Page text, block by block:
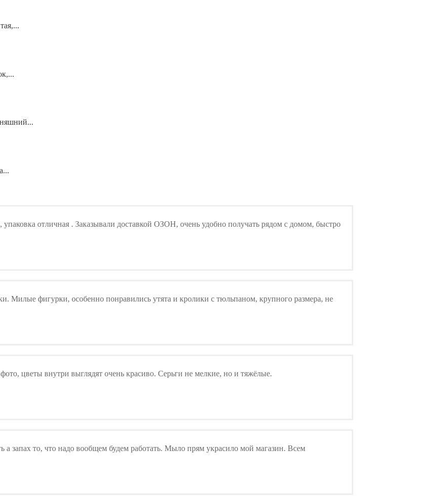
отличная . Заказывали доставкой ОЗОН, очень удобно получать рядом с домом, быстро
Милые фигурки, особенно понравились утята и кролики с тюльпаном, крупного размера, не
цветы внутри выглядят очень красиво. Серьги не мелкие, но и тяжёлые.
а запах то, что надо вообщем будем работать. Мыло прям украсило мой магазин. Всем